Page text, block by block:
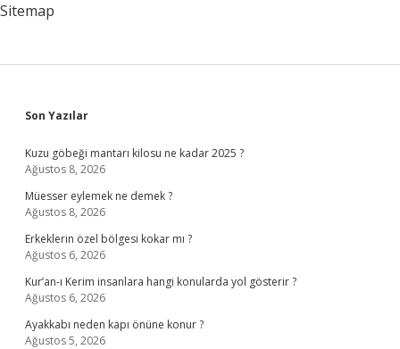
Sitemap
Sidebar
Son Yazılar
Kuzu göbeği mantarı kilosu ne kadar 2025 ?
Ağustos 8, 2026
Müesser eylemek ne demek ?
Ağustos 8, 2026
Erkeklerin özel bölgesi kokar mı ?
Ağustos 6, 2026
Kur’an-ı Kerim insanlara hangi konularda yol gösterir ?
Ağustos 6, 2026
Ayakkabı neden kapı önüne konur ?
Ağustos 5, 2026